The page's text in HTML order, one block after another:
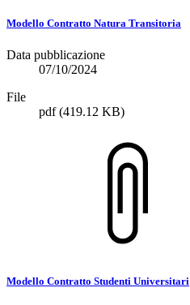
Modello Contratto Natura Transitoria
Data pubblicazione
07/10/2024
File
pdf(419.12 KB)
Modello Contratto Studenti Universitari